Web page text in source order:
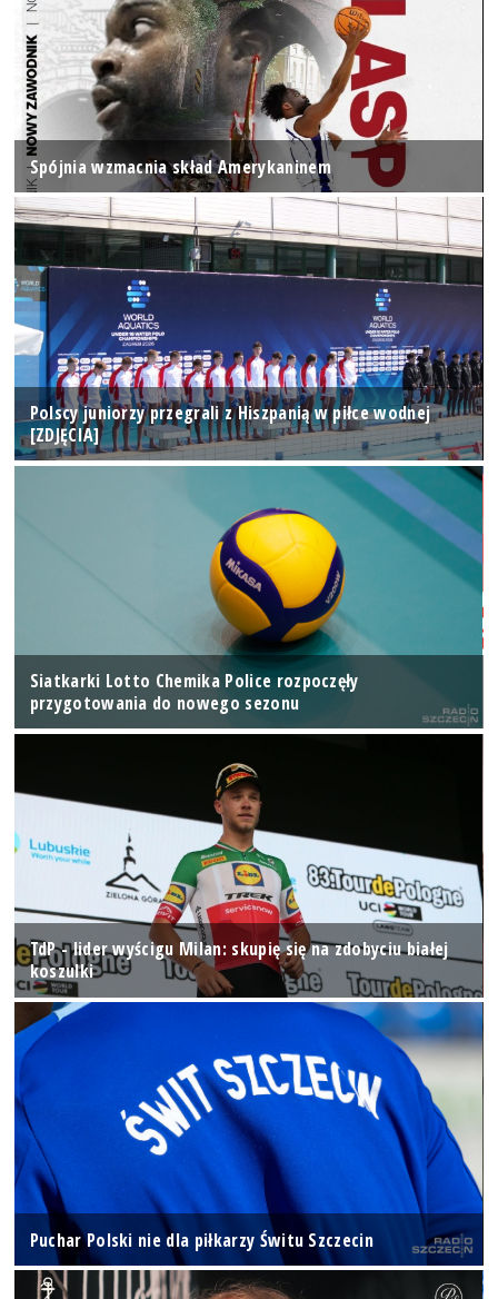
Spójnia wzmacnia skład Amerykaninem
Polscy juniorzy przegrali z Hiszpanią w piłce wodnej
[ZDJĘCIA]
Siatkarki Lotto Chemika Police rozpoczęły
przygotowania do nowego sezonu
TdP - lider wyścigu Milan: skupię się na zdobyciu białej
koszulki
Puchar Polski nie dla piłkarzy Świtu Szczecin